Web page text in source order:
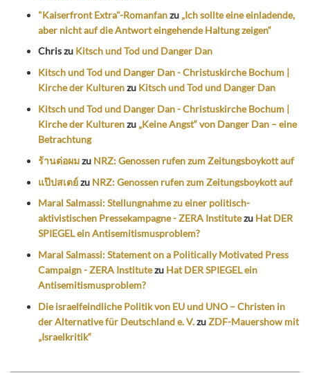
"Kaiserfront Extra"-Romanfanzu „Ich sollte eine einladende,
aber nicht auf die Antwort eingehende Haltung zeigen“
Chriszu Kitsch und Tod und Danger Dan
Kitsch und Tod und Danger Dan - Christuskirche Bochum |
Kirche der Kulturenzu Kitsch und Tod und Danger Dan
Kitsch und Tod und Danger Dan - Christuskirche Bochum |
Kirche der Kulturenzu „Keine Angst“ von Danger Dan – eine
Betrachtung
ร้านต่อผมzu NRZ: Genossen rufen zum Zeitungsboykott auf
แป๊ปสเตย์zu NRZ: Genossen rufen zum Zeitungsboykott auf
Maral Salmassi: Stellungnahme zu einer politisch-
aktivistischen Pressekampagne - ZERA Institutezu Hat DER
SPIEGEL ein Antisemitismusproblem?
Maral Salmassi: Statement on a Politically Motivated Press
Campaign - ZERA Institutezu Hat DER SPIEGEL ein
Antisemitismusproblem?
Die israelfeindliche Politik von EU und UNO – Christen in
der Alternative für Deutschland e. V.zuZDF-Mauershow mit
„Israelkritik“